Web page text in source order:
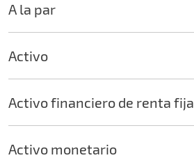
A la par
Activo
Activo financiero de renta fija
Activo monetario